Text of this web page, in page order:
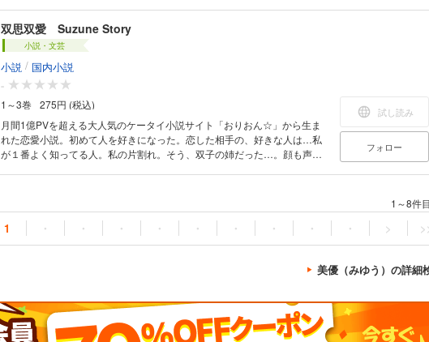
双思双愛 Suzune Story
小説・文芸
小説 / 国内小説
-
1～3巻
275円 (税込)
月間1億PVを超える大人気のケータイ小説サイト「おりおん☆」から生ま
れた恋愛小説。初めて人を好きになった。恋した相手の、好きな人は…私
が１番よく知ってる人。私の片割れ。そう、双子の姉だった…。顔も声も
試し読み
フォロー
1～8件目
1 ・ ・ ・ ・ ・ ・ ・ ・ ・ >
美優（みゆう）の詳細